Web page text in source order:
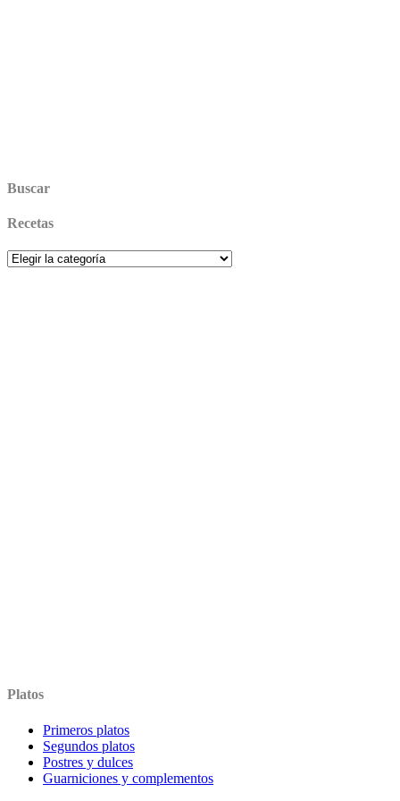
Buscar
Recetas
Recetas
Platos
Primeros platos
Segundos platos
Postres y dulces
Guarniciones y complementos